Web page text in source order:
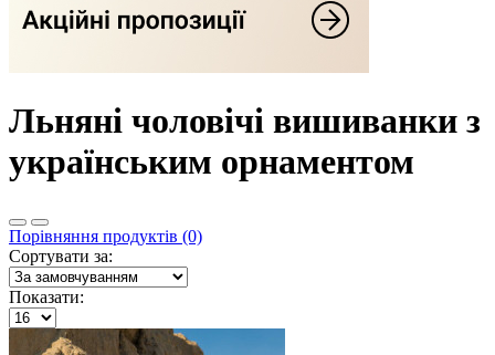
Льняні чоловічі вишиванки з
українським орнаментом
Порівняння продуктів (0)
Сортувати за:
Показати: